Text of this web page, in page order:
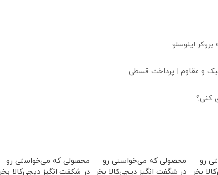
و مقاوم | پرداخت قسطی
کنی؟
رو
بخر
محصولی که می‌خواستی رو
در شگفت انگیز دیجی‌کالا بخر
محصولی که می‌خواستی رو
در شکفت انگیز دیجی‌کالا بخر